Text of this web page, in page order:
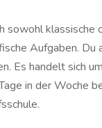
sowohl klassische
Aufgaben. Du
Es handelt sich
in der Woche